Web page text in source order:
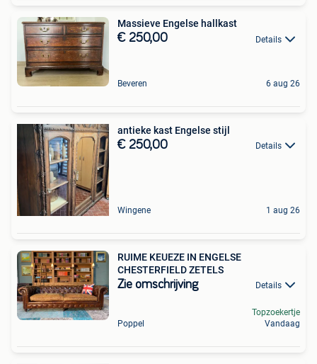
Massieve Engelse hallkast
€ 250,00 Details
Beveren 6 aug 26
antieke kast Engelse stijl
€ 250,00 Details
Wingene 1 aug 26
RUIME KEUEZE IN ENGELSE
CHESTERFIELD ZETELS
Zie omschrijving Details
Poppel
Topzoekertje
Vandaag